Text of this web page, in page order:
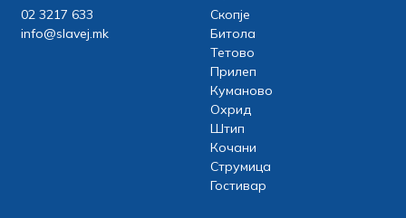
02 3217 633
info@slavej.mk
Скопје
Битола
Тетово
Прилеп
Куманово
Охрид
Штип
Кочани
Струмица
Гостивар